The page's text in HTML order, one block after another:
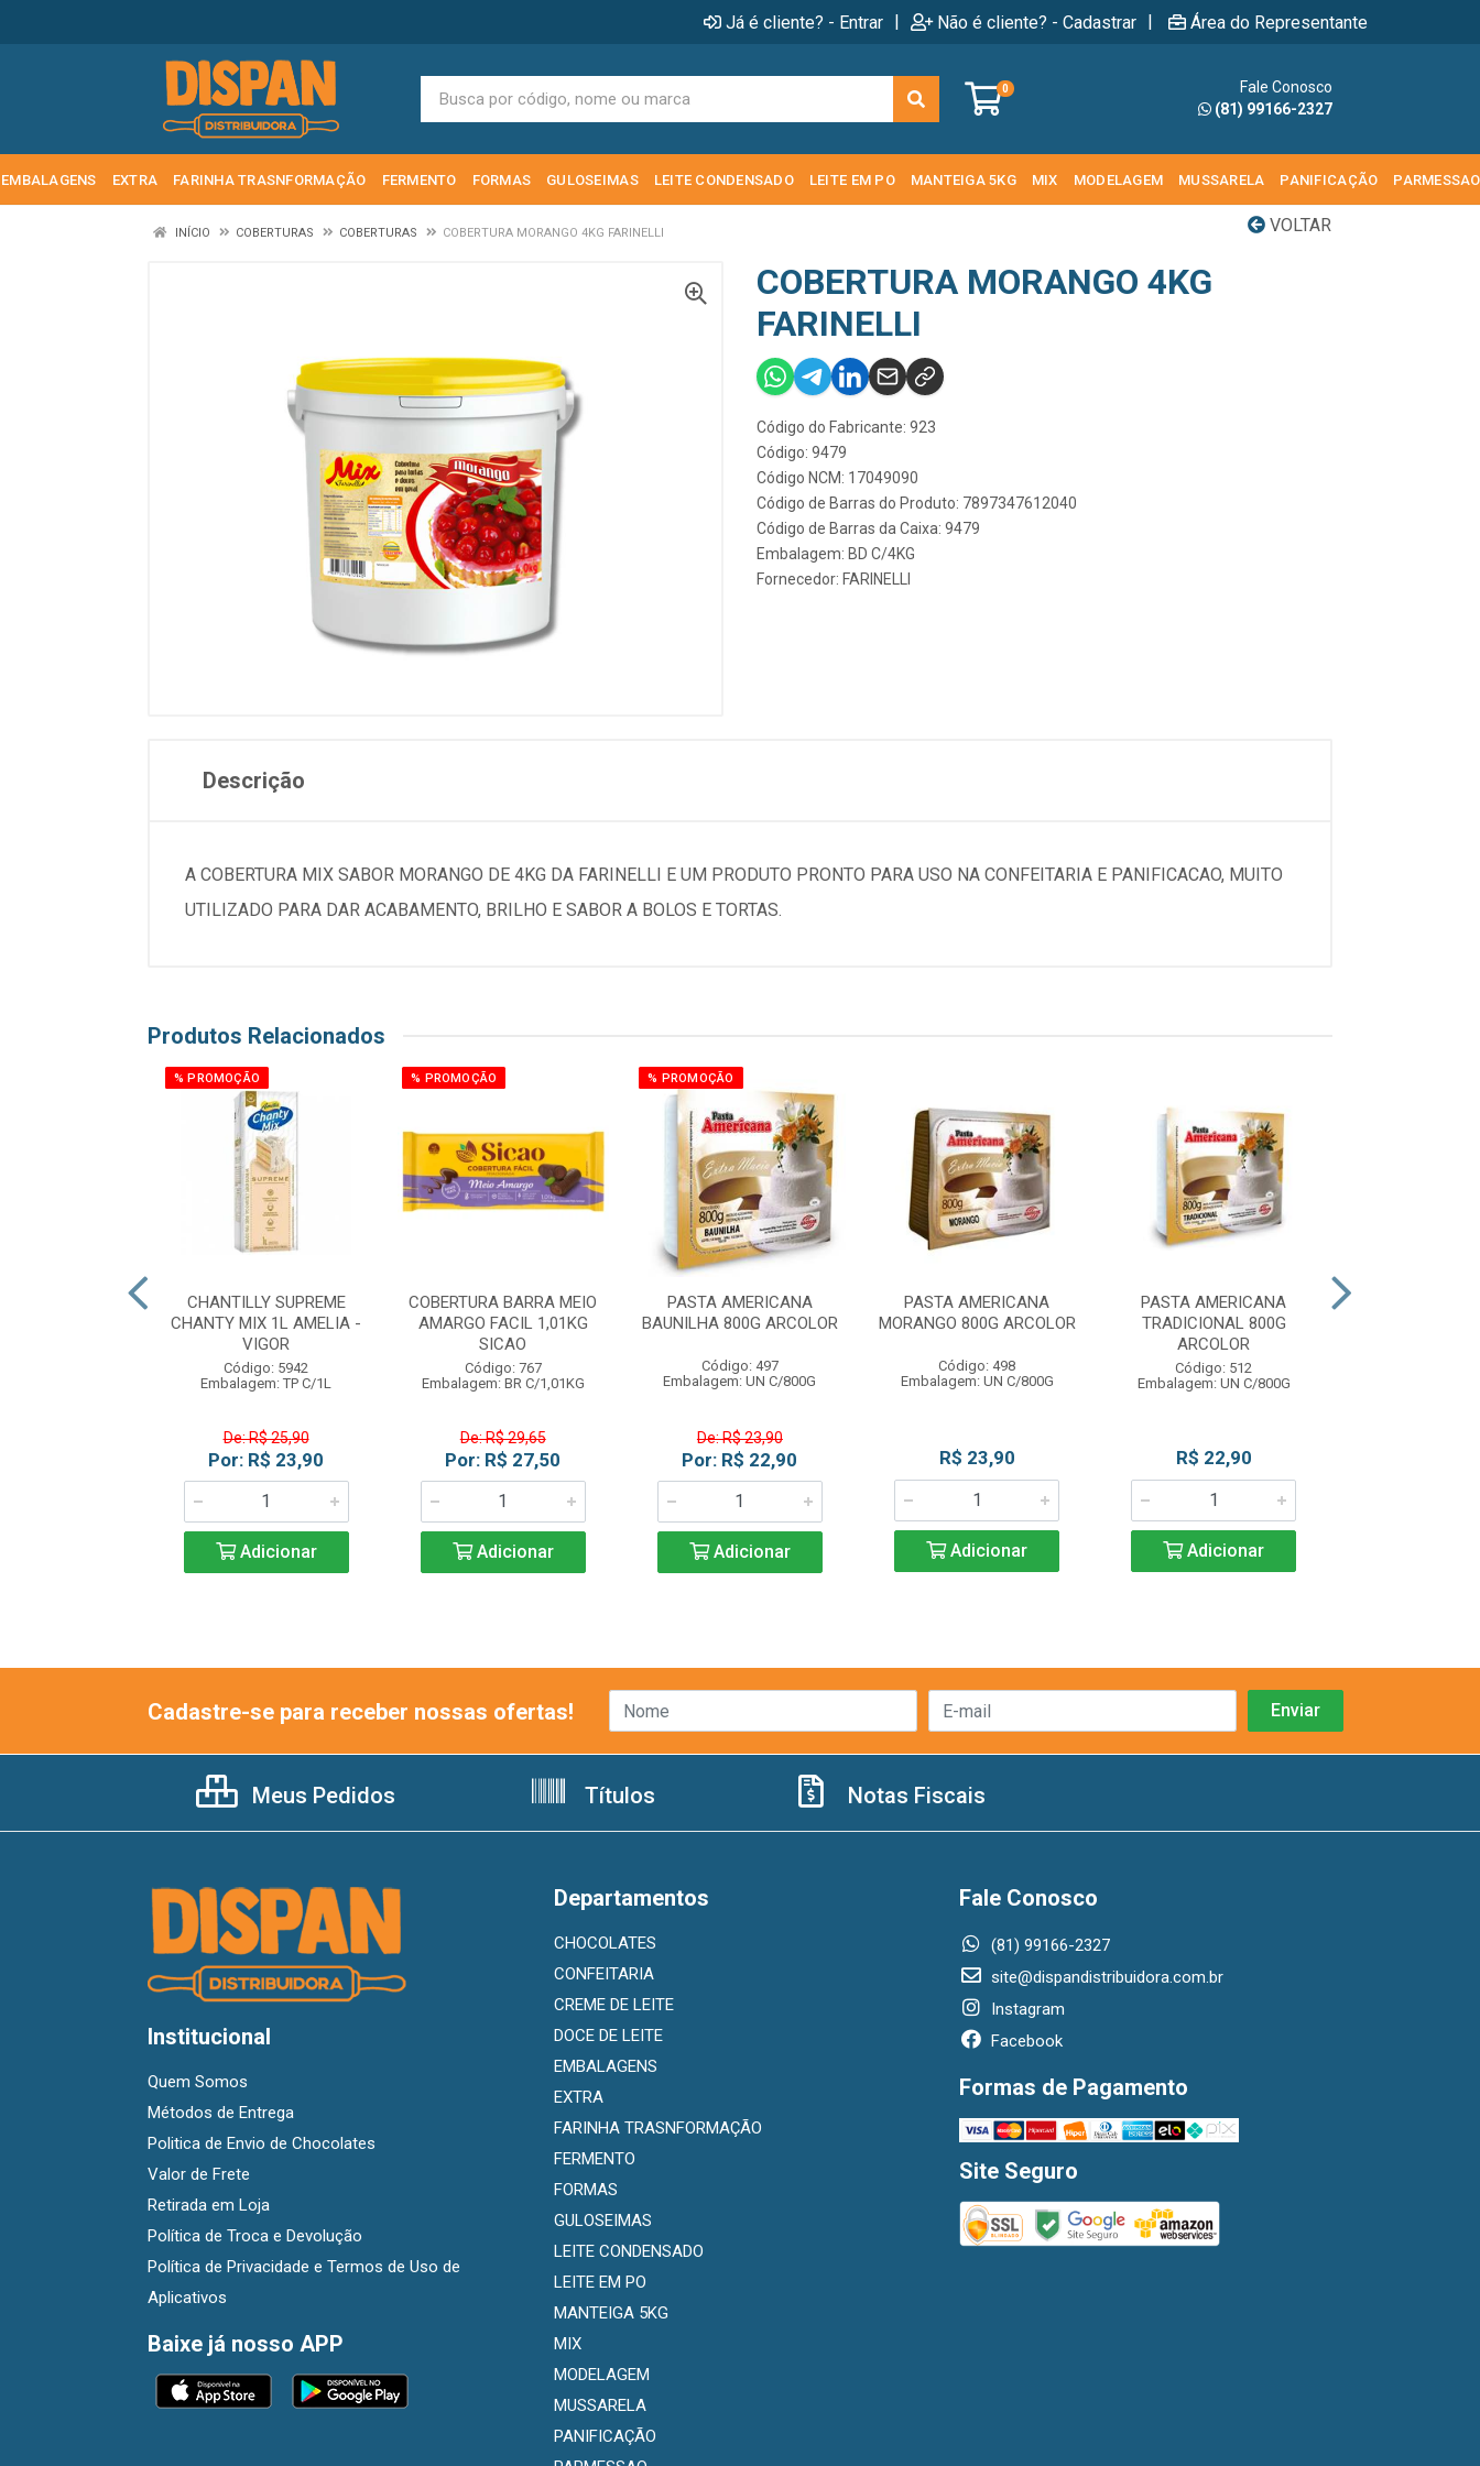
Já é cliente? - Entrar | Não é cliente? - Cadastrar | Área do Representante
0
Fale Conosco
(81) 99166-2327
EMBALAGENS EXTRA FARINHA TRASNFORMAÇÃO FERMENTO FORMAS GULOSEIMAS LEITE CONDENSADO LEITE EM PO MANTEIGA 5KG MIX MODELAGEM MUSSARELA PANIFICAÇÃO PARMESSAO
VOLTAR
INÍCIO COBERTURAS COBERTURAS COBERTURA MORANGO 4KG FARINELLI
COBERTURA MORANGO 4KG
FARINELLI
Código do Fabricante: 923
Código: 9479
Código NCM: 17049090
Código de Barras do Produto: 7897347612040
Código de Barras da Caixa: 9479
Embalagem: BD C/4KG
Fornecedor: FARINELLI
Descrição
A COBERTURA MIX SABOR MORANGO DE 4KG DA FARINELLI E UM PRODUTO PRONTO PARA USO NA CONFEITARIA E PANIFICACAO, MUITO
UTILIZADO PARA DAR ACABAMENTO, BRILHO E SABOR A BOLOS E TORTAS.
Produtos Relacionados
% PROMOÇÃO
CHANTILLY SUPREME
CHANTY MIX 1L AMELIA -
VIGOR
Código: 5942
Embalagem: TP C/1L
De: R$ 25,90
Por: R$ 23,90
Adicionar
% PROMOÇÃO
COBERTURA BARRA MEIO
AMARGO FACIL 1,01KG
SICAO
Código: 767
Embalagem: BR C/1,01KG
De: R$ 29,65
Por: R$ 27,50
Adicionar
% PROMOÇÃO
PASTA AMERICANA
BAUNILHA 800G ARCOLOR
Código: 497
Embalagem: UN C/800G
De: R$ 23,90
Por: R$ 22,90
Adicionar
PASTA AMERICANA
MORANGO 800G ARCOLOR
Código: 498
Embalagem: UN C/800G
R$ 23,90
Adicionar
PASTA AMERICANA
TRADICIONAL 800G
ARCOLOR
Código: 512
Embalagem: UN C/800G
R$ 22,90
Adicionar
Cadastre-se para receber nossas ofertas!
Meus Pedidos Títulos Notas Fiscais
Institucional
Quem Somos
Métodos de Entrega
Politica de Envio de Chocolates
Valor de Frete
Retirada em Loja
Política de Troca e Devolução
Política de Privacidade e Termos de Uso de
Aplicativos
Baixe já nosso APP
Departamentos
CHOCOLATES
CONFEITARIA
CREME DE LEITE
DOCE DE LEITE
EMBALAGENS
EXTRA
FARINHA TRASNFORMAÇÃO
FERMENTO
FORMAS
GULOSEIMAS
LEITE CONDENSADO
LEITE EM PO
MANTEIGA 5KG
MIX
MODELAGEM
MUSSARELA
PANIFICAÇÃO
Fale Conosco
(81) 99166-2327
site@dispandistribuidora.com.br
Instagram
Facebook
Formas de Pagamento
Site Seguro